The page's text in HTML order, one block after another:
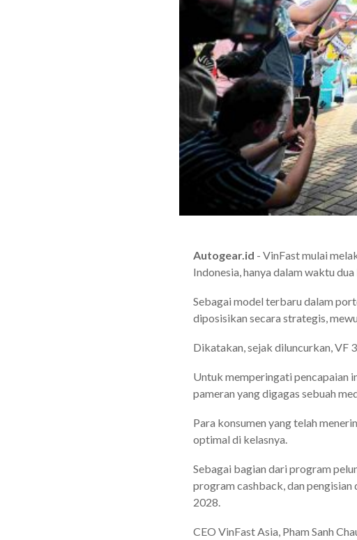
Autogear.id - VinFast mulai
Indonesia, hanya dalam waktu
Sebagai model terbaru dalam
diposisikan secara strategis,
Dikatakan, sejak diluncurkan, VF
Untuk memperingati pencapaian
pameran yang digagas sebuah
Para konsumen yang telah
optimal di kelasnya.
Sebagai bagian dari program
program cashback, dan
2028.
CEO VinFast Asia, Pham Sanh